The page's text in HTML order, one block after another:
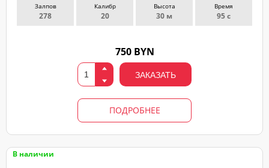
Залпов
278
Калибр
20
Высота
30 м
Время
95 с
750 BYN
ЗАКАЗАТЬ
ПОДРОБНЕЕ
В наличии